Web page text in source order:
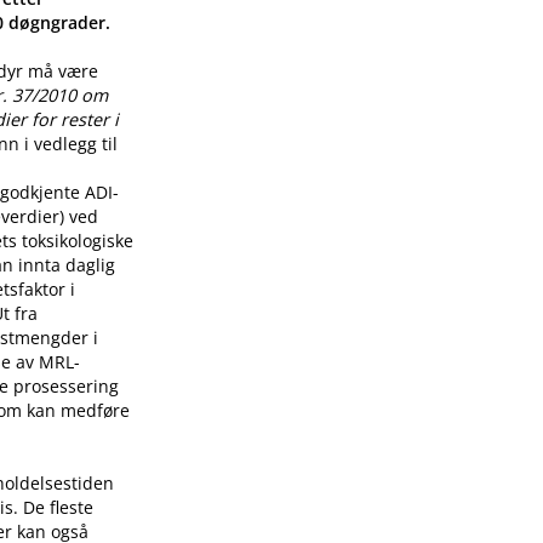
døgngrader.
må være
37/2010 om
for rester i
i vedlegg til
ADI-
ved
toksikologiske
innta daglig
i
fra
i
av MRL-
prosessering
kan medføre
De fleste
kan også